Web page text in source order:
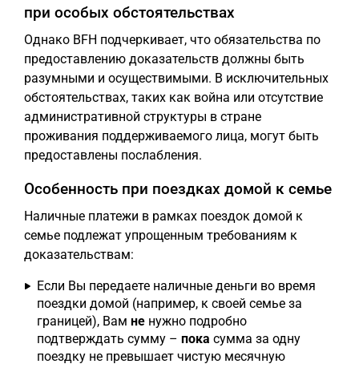
при особых обстоятельствах
Однако BFH подчеркивает, что обязательства по
предоставлению доказательств должны быть
разумными и осуществимыми. В исключительных
обстоятельствах, таких как война или отсутствие
административной структуры в стране
проживания поддерживаемого лица, могут быть
предоставлены послабления.
Особенность при поездках домой к семье
Наличные платежи в рамках поездок домой к
семье подлежат упрощенным требованиям к
доказательствам:
Если Вы передаете наличные деньги во время
поездки домой (например, к своей семье за
границей), Вам не нужно подробно
подтверждать сумму – пока сумма за одну
поездку не превышает чистую месячную